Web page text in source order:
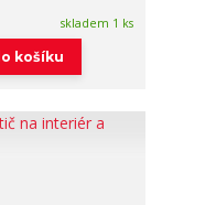
skladem 1 ks
košíku